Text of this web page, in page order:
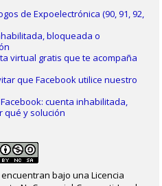
de Expoelectrónica (90, 91, 92,
bloqueada o
virtual gratis que te acompaña
que Facebook utilice nuestro
Facebook: cuenta inhabilitada,
qué y solución
bajo una Licencia